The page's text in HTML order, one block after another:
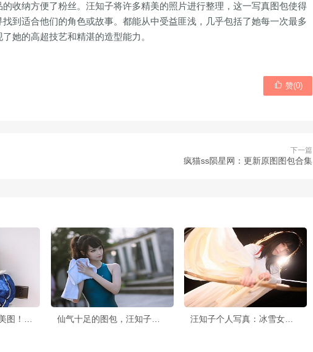
收纳方便了粉丝。汪知子将许多精美的照片进行整理，这一写真图包使得
到适合他们的角色或故事。都能从中受益匪浅，几乎包括了她每一次最多
她的高超技艺和精湛的造型能力。
 赞(0)
下一篇
疯猫ss陨星网：更新原图图包合集
仙气十足的图包，汪知子一智智写真摄影再次展现高超技巧